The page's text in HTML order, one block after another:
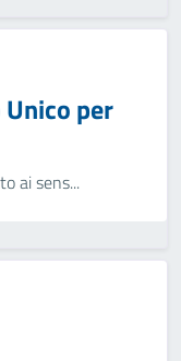
per
ai sens...